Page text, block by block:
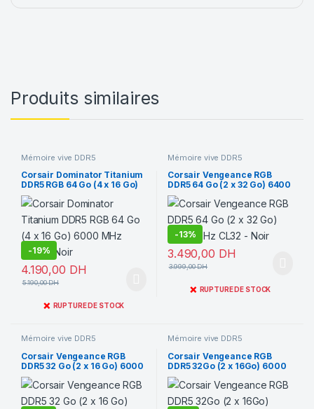
Produits similaires
Mémoire vive DDR5
Corsair Dominator Titanium
DDR5 RGB 64 Go (4 x 16 Go)
6000 MHz CL36 – Noir
-19%
4.190,00 DH
5.190,00DH
❌ RUPTURE DE STOCK
Mémoire vive DDR5
Corsair Vengeance RGB
DDR5 64 Go (2 x 32 Go) 6400
MHz CL32 – Noir
-13%
3.490,00 DH
3.999,00DH
❌ RUPTURE DE STOCK
Mémoire vive DDR5
Corsair Vengeance RGB
DDR5 32 Go (2 x 16 Go) 6000
MHz CL36 – Noir
Mémoire vive DDR5
Corsair Vengeance RGB
DDR5 32Go (2 x 16Go) 6000
MHz CL30